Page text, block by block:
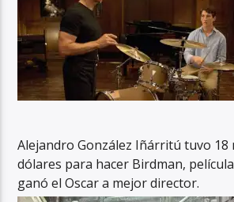
Alejandro González Iñárritú tuvo 18
dólares para hacer Birdman,
ganó el Oscar a mejor director.